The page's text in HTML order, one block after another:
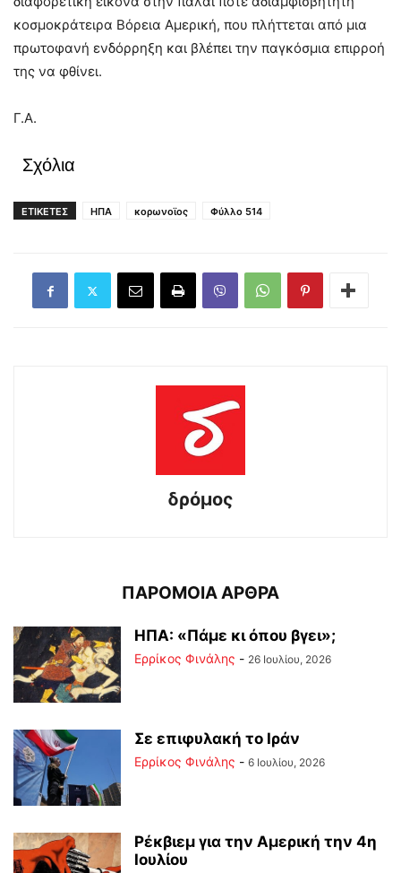
κοσμοκράτειρα Βόρεια Αμερική, που πλήττεται από μια
πρωτοφανή ενδόρρηξη και βλέπει την παγκόσμια επιρροή
της να φθίνει.
Γ.Α.
Σχόλια
ΕΤΙΚΕΤΕΣ ΗΠΑ κορωνοϊος Φύλλο 514
δρόμος
ΠΑΡΟΜΟΙΑ ΑΡΘΡΑ
ΗΠΑ: «Πάμε κι όπου βγει»;
Ερρίκος Φινάλης - 26 Ιουλίου, 2026
Σε επιφυλακή το Ιράν
Ερρίκος Φινάλης - 6 Ιουλίου, 2026
Ρέκβιεμ για την Αμερική την 4η
Ιουλίου